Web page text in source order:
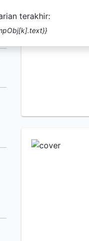
terakhir: